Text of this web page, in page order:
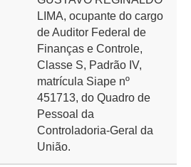
LIMA, ocupante do cargo
de Auditor Federal de
Finanças e Controle,
Classe S, Padrão IV,
matrícula Siape nº
451713, do Quadro de
Pessoal da
Controladoria-Geral da
União.